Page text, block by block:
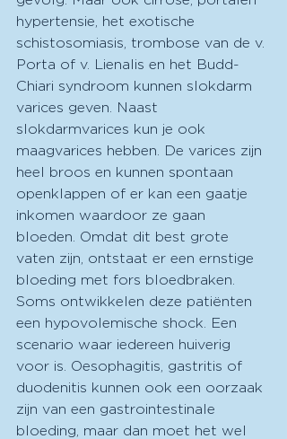
hypertensie, het exotische
schistosomiasis, trombose van de v.
Porta of v. Lienalis en het Budd-
Chiari syndroom kunnen slokdarm
varices geven. Naast
slokdarmvarices kun je ook
maagvarices hebben. De varices zijn
heel broos en kunnen spontaan
openklappen of er kan een gaatje
inkomen waardoor ze gaan
bloeden. Omdat dit best grote
vaten zijn, ontstaat er een ernstige
bloeding met fors bloedbraken.
Soms ontwikkelen deze patiënten
een hypovolemische shock. Een
scenario waar iedereen huiverig
voor is. Oesophagitis, gastritis of
duodenitis kunnen ook een oorzaak
zijn van een gastrointestinale
bloeding, maar dan moet het wel